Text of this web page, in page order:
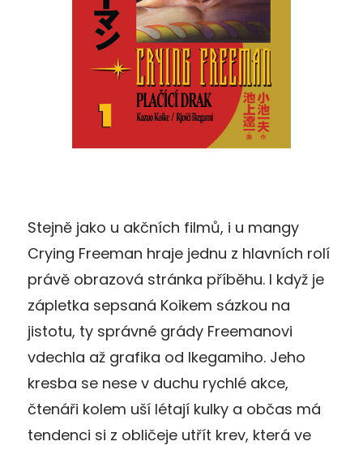
Stejně jako u akčních filmů, i u mangy
Crying Freeman hraje jednu z hlavních rolí
právě obrazová stránka příběhu. I když je
zápletka sepsaná Koikem sázkou na
jistotu, ty správné grády Freemanovi
vdechla až grafika od Ikegamiho. Jeho
kresba se nese v duchu rychlé akce,
čtenáři kolem uší létají kulky a občas má
tendenci si z obličeje utřít krev, která ve